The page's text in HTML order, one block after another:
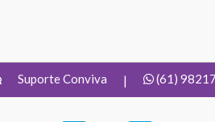
Suporte Conviva | (61)